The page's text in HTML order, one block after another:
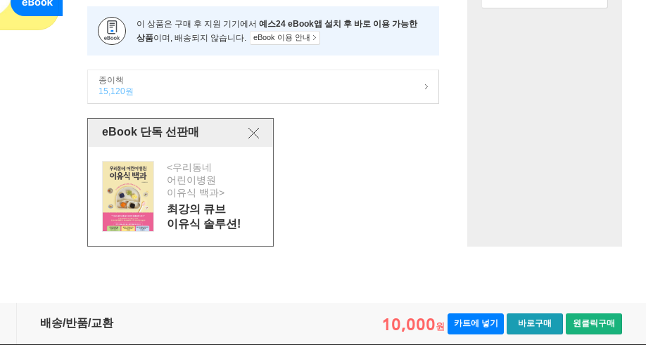
이 상품은 구매 후 지원 기기에서 예스24 eBook앱 설치 후 바로 이용 가능한
상품이며, 배송되지 않습니다. eBook 이용 안내
종이책
15,120원
eBook 단독 선판매
<우리동네
어린이병원
이유식 백과>
최강의 큐브
이유식 솔루션!
배송/반품/교환 10,000원 카트에 넣기 바로구매 원클릭구매